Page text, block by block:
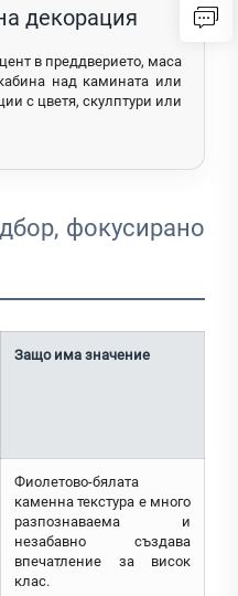
декорация
в преддверието, маса
над камината или
с цветя, скулптури или
фокусирано
Защо има значение
Фиолетово-бялата
каменна текстура е много
разпознаваема и
незабавно създава
впечатление за висок
клас.